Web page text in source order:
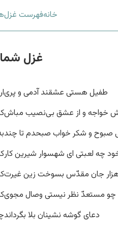
خانهفهرست
غزل شماره
طفیل هستی عشقند آدمی و پری
خواجه و از عشق بی‌نصیب مباش
صبوح و شکر خواب صبحدم تا چند
چه لعبتی ای شهسوار شیرین کار
جان مقدّس بسوخت زین غیرت
چو مستعدّ نظر نیستی وصال مجوی
دعای گوشه نشینان بلا بگرداند